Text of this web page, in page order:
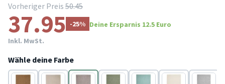
Vorheriger Preis 50.45
37.95 -25% Deine Ersparnis 12.5 Euro
Inkl. MwSt.
Wähle deine Farbe